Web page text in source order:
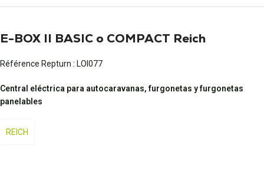
E-BOX II BASIC o COMPACT Reich
Référence Repturn : LOI077
Central eléctrica para autocaravanas, furgonetas y furgonetas
panelables
REICH